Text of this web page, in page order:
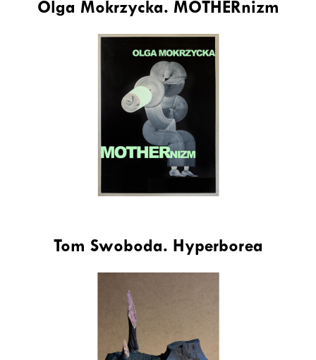
Olga Mokrzycka. MOTHERnizm
Tom Swoboda. Hyperborea